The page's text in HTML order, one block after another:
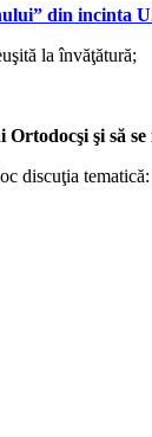
din incinta
la învăţătură;
şi să
discuţia tematică: